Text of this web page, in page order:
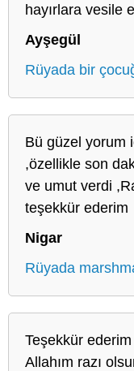
hayırlara vesile
Ayşegül
Rüyada bir
Bü güzel yorum
,özellikle son
ve umut verdi
teşekkür ederim
Nigar
Rüyada
Teşekkür
Allahım razı